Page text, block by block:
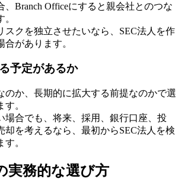
、Branch Officeにすると親会社とのつな
スクを独立させたいなら、SEC法人を作
合があります。
予定があるか
のか、長期的に拡大する前提なのかで選
。
場合でも、将来、採用、銀行口座、投
却を考えるなら、最初からSEC法人を検
。
実務的な選び方